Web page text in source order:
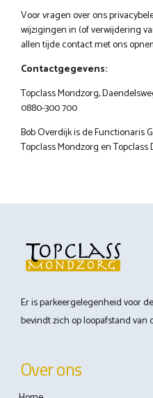
Voor vragen over ons
wijzigingen in (of verwijdering
allen tijde contact met ons
Contactgegevens:
Topclass Mondzorg,
0880-300 700
Bob Overdijk is de Functionaris
Topclass Mondzorg en Topclass
Er is parkeergelegenheid voor
bevindt zich op loopafstand van
Over ons